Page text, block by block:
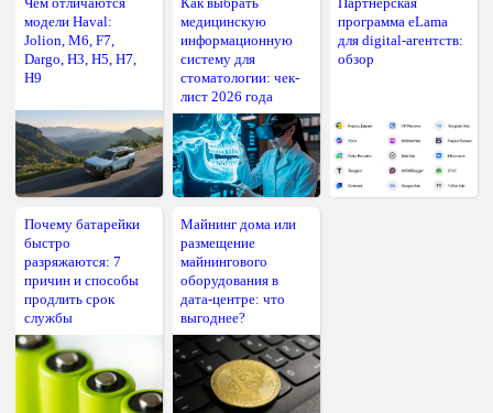
модели Haval:
Jolion, M6, F7,
Dargo, H3, H5, H7,
H9
медицинскую
информационную
систему для
стоматологии: чек-
лист 2026 года
программа eLama
для digital-агентств:
обзор
Почему батарейки
быстро
разряжаются: 7
причин и способы
продлить срок
службы
Майнинг дома или
размещение
майнингового
оборудования в
дата-центре: что
выгоднее?